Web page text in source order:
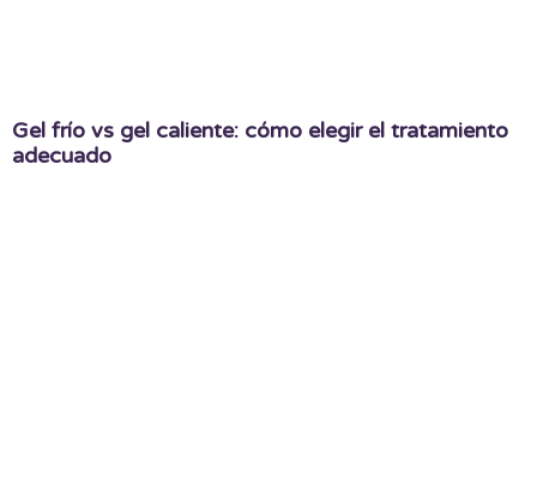
Gel frío vs gel caliente: cómo elegir el tratamiento
adecuado